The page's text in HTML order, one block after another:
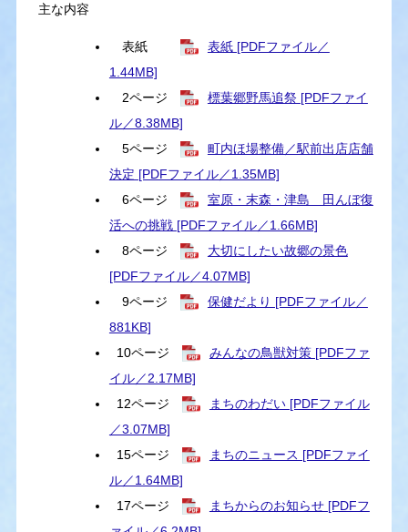
主な内容
表紙
表紙 [PDFファイル／
1.44MB]
2ページ
標葉郷野馬追祭 [PDFファイ
ル／8.38MB]
5ページ
町内ほ場整備／駅前出店店舗
決定 [PDFファイル／1.35MB]
6ページ
室原・末森・津島 田んぼ復
活への挑戦 [PDFファイル／1.66MB]
8ページ
大切にしたい故郷の景色
[PDFファイル／4.07MB]
9ページ
保健だより [PDFファイル／
881KB]
10ページ
みんなの鳥獣対策 [PDFファ
イル／2.17MB]
12ページ
まちのわだい [PDFファイル
／3.07MB]
15ページ
まちのニュース [PDFファイ
ル／1.64MB]
17ページ
まちからのお知らせ [PDFフ